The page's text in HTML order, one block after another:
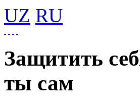
UZ RU
Защитить
ты сам